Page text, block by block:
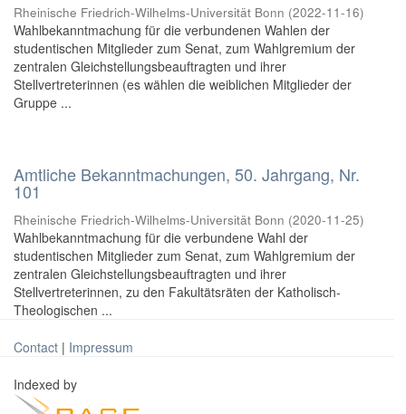
Rheinische Friedrich-Wilhelms-Universität Bonn (2022-11-16)
Wahlbekanntmachung für die verbundenen Wahlen der
studentischen Mitglieder zum Senat, zum Wahlgremium der
zentralen Gleichstellungsbeauftragten und ihrer
Stellvertreterinnen (es wählen die weiblichen Mitglieder der
Gruppe ...
Amtliche Bekanntmachungen, 50. Jahrgang, Nr.
101
Rheinische Friedrich-Wilhelms-Universität Bonn (2020-11-25)
Wahlbekanntmachung für die verbundene Wahl der
studentischen Mitglieder zum Senat, zum Wahlgremium der
zentralen Gleichstellungsbeauftragten und ihrer
Stellvertreterinnen, zu den Fakultätsräten der Katholisch-
Theologischen ...
Contact | Impressum
Indexed by